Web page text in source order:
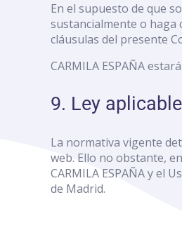
En el supuesto de que
sustancialmente o haga
cláusulas del presente
CARMILA ESPAÑA
9. Ley
La normativa vigente
web. Ello no obstante,
CARMILA ESPAÑA y el
de Madrid.